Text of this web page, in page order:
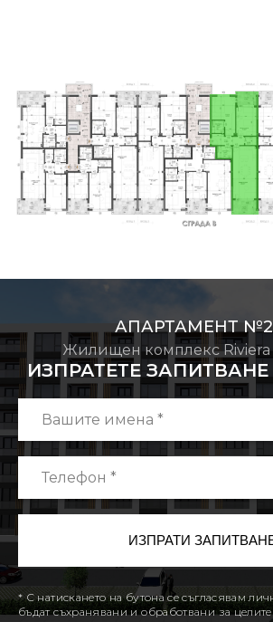
АПАРТАМЕНТ
Жилищен комплекс Riviera
ИЗПРАТЕТЕ
* С натискането на бутона се съгласявам
бъдат съхранявани и обработвани за целите